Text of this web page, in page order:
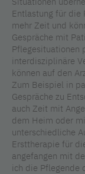
Entlastung für die
mehr Zeit und
Gespräche mit
Pflegesituationen
interdisziplinäre
können auf den
Zum Beispiel in
Gespräche zu
auch Zeit mit
dem Heim oder
unterschiedliche
Ersttherapie für
angefangen mit
ich die Pflegende